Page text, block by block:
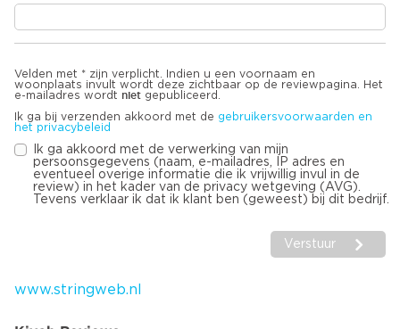
Velden met * zijn verplicht. Indien u een voornaam en
woonplaats invult wordt deze zichtbaar op de reviewpagina. Het
e-mailadres wordt niet gepubliceerd.
Ik ga bij verzenden akkoord met de gebruikersvoorwaarden en
het privacybeleid
Ik ga akkoord met de verwerking van mijn
persoonsgegevens (naam, e-mailadres, IP adres en
eventueel overige informatie die ik vrijwillig invul in de
review) in het kader van de privacy wetgeving (AVG).
Tevens verklaar ik dat ik klant ben (geweest) bij dit bedrijf.
Verstuur
www.stringweb.nl